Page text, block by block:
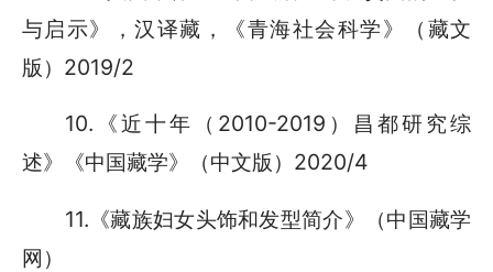
与启示》，汉译藏，《青海社会科学》（藏文
版）2019/2
10.《近十年（2010-2019）昌都研究综
述》《中国藏学》（中文版）2020/4
11.《藏族妇女头饰和发型简介》（中国藏学
网）